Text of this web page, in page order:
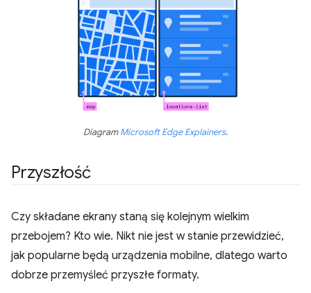
DiagramMicrosoft Edge Explainers.
Przyszłość
Czy składane ekrany staną się kolejnym wielkim
przebojem? Kto wie. Nikt nie jest w stanie przewidzieć,
jak popularne będą urządzenia mobilne, dlatego warto
dobrze przemyśleć przyszłe formaty.